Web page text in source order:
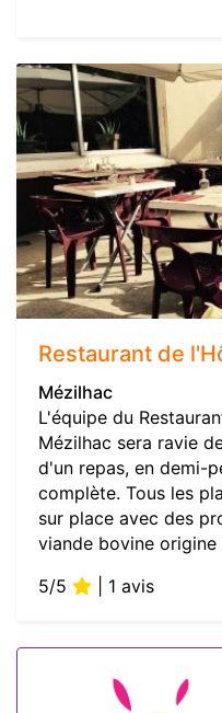
Restaurant de
Mézilhac
L'équipe du
Mézilhac sera ravie
d'un repas, en demi-
complète. Tous les
sur place avec des
viande bovine origine
5/5
| 1 avis